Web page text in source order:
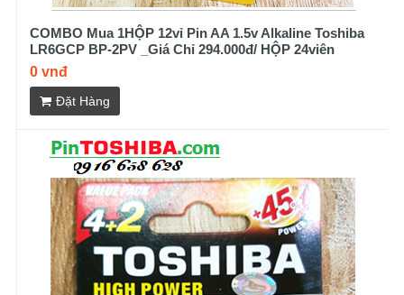
COMBO Mua 1HỘP 12vỉ Pin AA 1.5v Alkaline Toshiba
LR6GCP BP-2PV _Giá Chỉ 294.000đ/ HỘP 24viên
0 vnđ
Đặt Hàng